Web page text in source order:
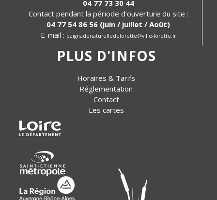
04 77 73 30 44
Contact pendant la période d’ouverture du site :
04 77 54 86 56 (juin / juillet / Août)
E-mail : baignadenaturelledelorette@ville-lorette.fr
PLUS D'INFOS
Horaires & Tarifs
Réglementation
Contact
Les cartes